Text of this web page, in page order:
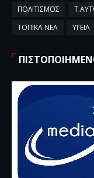
ΠΟΛΙΤΙΣΜΌΣ
ΤΟΠΙΚΑ ΝΕΑ
ΥΓΕΙΑ